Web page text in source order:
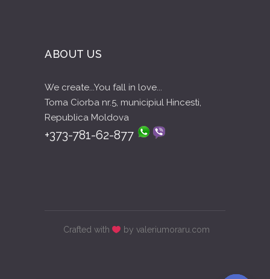
ABOUT US
We create...You fall in love...
Toma Ciorba nr.5, municipiul Hincesti,
Republica Moldova
+373-781-62-877
Crafted with by valeriumoraru.com